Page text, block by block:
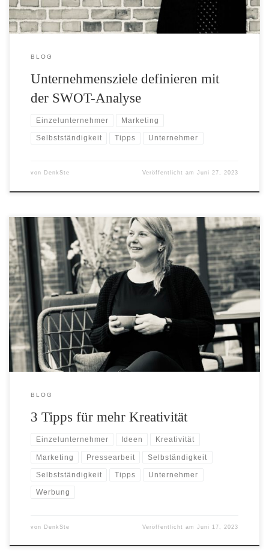
BLOG
Unternehmensziele definieren mit
der SWOT-Analyse
Einzelunternehmer Marketing
Selbstständigkeit Tipps Unternehmer
von DenkSte Veröffentlicht amJuni 27, 2023
In der Ruhe liegt die Kraft, aber auch die Kreativität!
BLOG
3 Tipps für mehr Kreativität
Einzelunternehmer Ideen Kreativität
Marketing Pressearbeit Selbständigkeit
Selbstständigkeit Tipps Unternehmer
Werbung
von DenkSte Veröffentlicht amJuni 17, 2023